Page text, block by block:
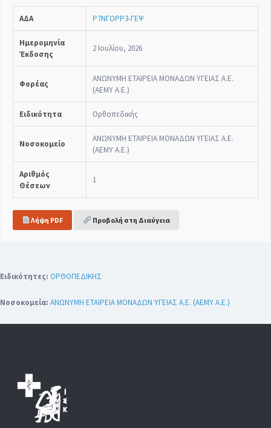
ΑΔΑ Ρ7ΝΓΟΡΡ3-ΓΕΨ
Ημερομηνία
Έκδοσης
2 Ιουλίου, 2026
Φορέας
ΑΝΩΝΥΜΗ ΕΤΑΙΡΕΙΑ ΜΟΝΑΔΩΝ ΥΓΕΙΑΣ Α.Ε.
(ΑΕΜΥ Α.Ε.)
Ειδικότητα Ορθοπεδικής
Νοσοκομείο
ΑΝΩΝΥΜΗ ΕΤΑΙΡΕΙΑ ΜΟΝΑΔΩΝ ΥΓΕΙΑΣ Α.Ε.
(ΑΕΜΥ Α.Ε.)
Αριθμός
Θέσεων
1
Λήψη PDF Προβολή στη Διαύγεια
Ειδικότητες: ΟΡΘΟΠΕΔΙΚΗΣ
Νοσοκομεία: ΑΝΩΝΥΜΗ ΕΤΑΙΡΕΙΑ ΜΟΝΑΔΩΝ ΥΓΕΙΑΣ Α.Ε. (ΑΕΜΥ Α.Ε.)